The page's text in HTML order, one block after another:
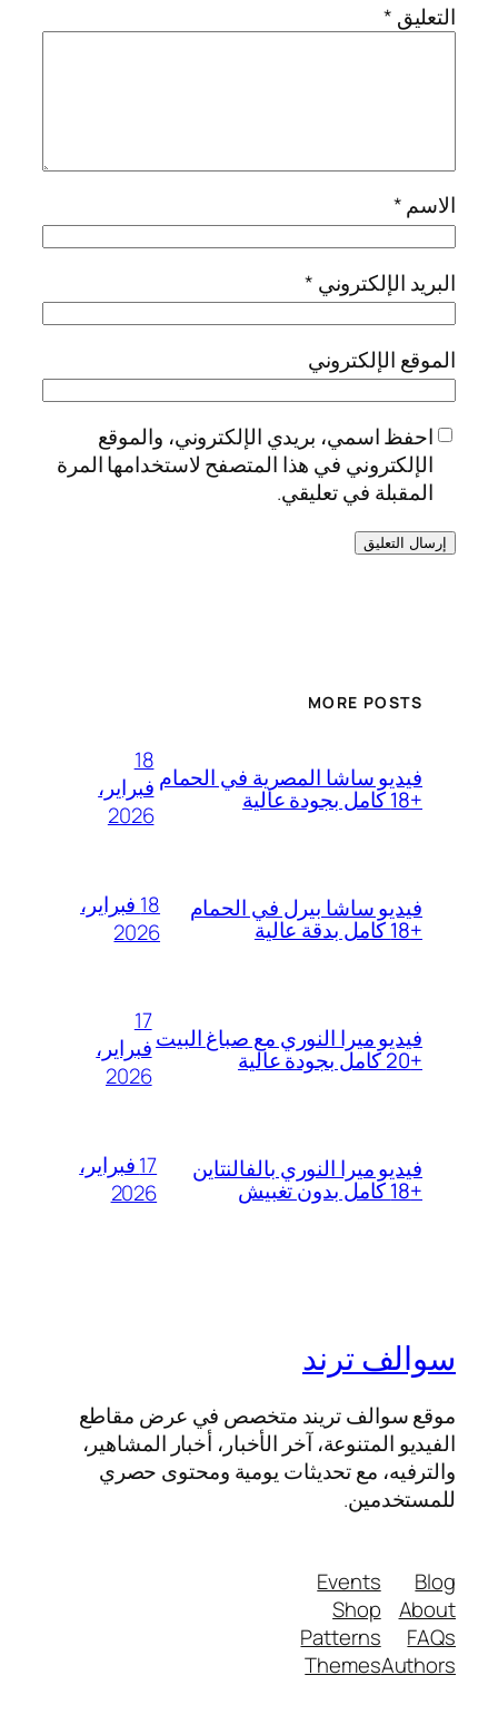
التعليق *
الاسم*
البريد الإلكتروني *
الموقع الإلكتروني
احفظ اسمي، بريدي الإلكتروني، والموقع
الإلكتروني في هذا المتصفح لاستخدامها المرة
المقبلة في تعليقي.
MORE POSTS
فيديو ساشا المصرية في الحمام
+18 كامل بجودة عالية
18
فبراير،
2026
فيديو ساشا بيرل في الحمام
+18 كامل بدقة عالية
18 فبراير،
2026
فيديو ميرا النوري مع صباغ البيت
+20 كامل بجودة عالية
17
فبراير،
2026
فيديو ميرا النوري بالفالنتاين
+18 كامل بدون تغبيش
17 فبراير،
2026
سوالف ترند
موقع سوالف تريند متخصص في عرض مقاطع
الفيديو المتنوعة، آخر الأخبار، أخبار المشاهير،
والترفيه، مع تحديثات يومية ومحتوى حصري
للمستخدمين.
Blog
About
FAQs
Authors
Events
Shop
Patterns
Themes